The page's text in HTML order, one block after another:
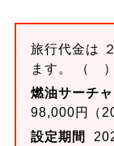
旅行代金は
ます。 （ ）
燃油サーチ
98,000円（
設定期間